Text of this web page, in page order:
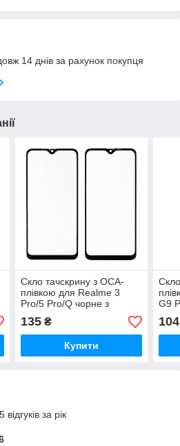
14 днів за рахунок покупця
Скло тачскрину з OCA-
плівкою для Realme 3
Pro/5 Pro/Q чорне з
олеофобним покриттям,
загартоване
135₴
Купити
G9
104
за рік